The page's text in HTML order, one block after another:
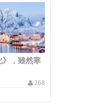
》，雖然寒
268